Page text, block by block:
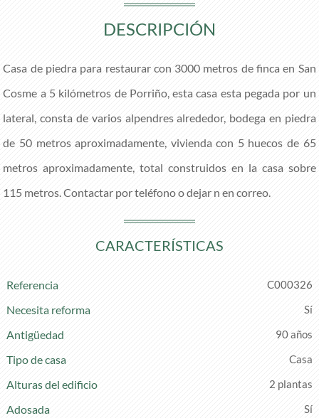
DESCRIPCIÓN
Casa de piedra para restaurar con 3000 metros de finca en San
Cosme a 5 kilómetros de Porriño, esta casa esta pegada por un
lateral, consta de varios alpendres alrededor, bodega en piedra
de 50 metros aproximadamente, vivienda con 5 huecos de 65
metros aproximadamente, total construidos en la casa sobre
115 metros. Contactar por teléfono o dejar n en correo.
CARACTERÍSTICAS
Referencia C000326
Necesita reforma
Antigüedad
90 años
Tipo de casa Casa
Alturas del edificio 2 plantas
Adosada